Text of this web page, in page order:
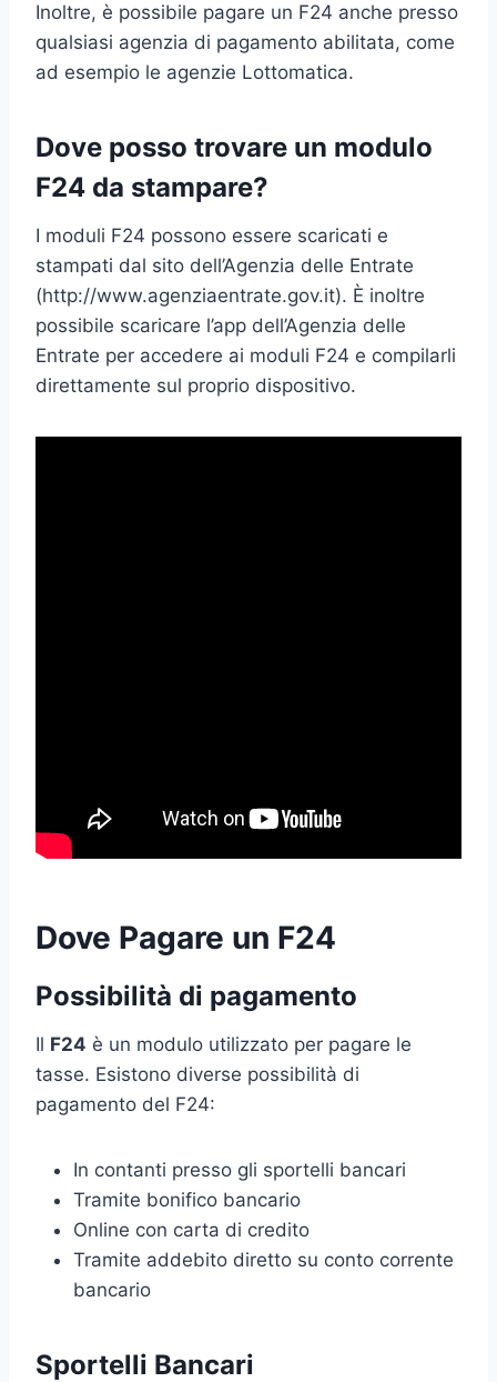
Inoltre, è possibile pagare un F24 anche presso
qualsiasi agenzia di pagamento abilitata, come
ad esempio le agenzie Lottomatica.
Dove posso trovare un modulo
F24 da stampare?
I moduli F24 possono essere scaricati e
stampati dal sito dell’Agenzia delle Entrate
(http://www.agenziaentrate.gov.it). È inoltre
possibile scaricare l’app dell’Agenzia delle
Entrate per accedere ai moduli F24 e compilarli
direttamente sul proprio dispositivo.
Dove Pagare un F24
Possibilità di pagamento
Il F24 è un modulo utilizzato per pagare le
tasse. Esistono diverse possibilità di
pagamento del F24:
In contanti presso gli sportelli bancari
Tramite bonifico bancario
Online con carta di credito
Tramite addebito diretto su conto corrente
bancario
Sportelli Bancari